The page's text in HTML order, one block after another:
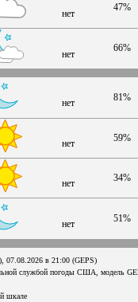
нет
47%
нет
66%
нет 81%
нет 59%
нет 34%
нет 51%
07.08.2026 в 21:00 (GEPS)
службой погоды США, модель
шкале